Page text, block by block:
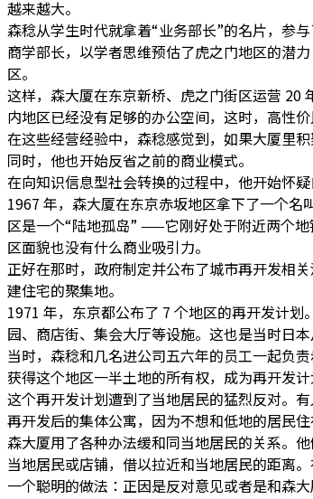
越来越大。
森稔从学生时代就拿着“业务部长”的名片，参
商学部长，以学者思维预估了虎之门地区的潜
区。
这样，森大厦在东京新桥、虎之门街区运营 20
内地区已经没有足够的办公空间，这时，高性
在这些经营经验中，森稔感觉到，如果大厦里
同时，他也开始反省之前的商业模式。
在向知识信息型社会转换的过程中，他开始怀
1967 年，森大厦在东京赤坂地区拿下了一个
区是一个“陆地孤岛” ——它刚好处于附近两个
区面貌也没有什么商业吸引力。
正好在那时，政府制定并公布了城市再开发相
建住宅的聚集地。
1971 年，东京都公布了 7 个地区的再开发计
园、商店街、集会大厅等设施。这也是当时日
当时，森稔和几名进公司五六年的员工一起负
获得这个地区一半土地的所有权，成为再开发
这个再开发计划遭到了当地居民的猛烈反对。
再开发后的集体公寓，因为不想和低地的居民住
森大厦用了各种办法缓和同当地居民的关系。
当地居民或店铺，借以拉近和当地居民的距离
一个聪明的做法：正因是反对意见或者是和森